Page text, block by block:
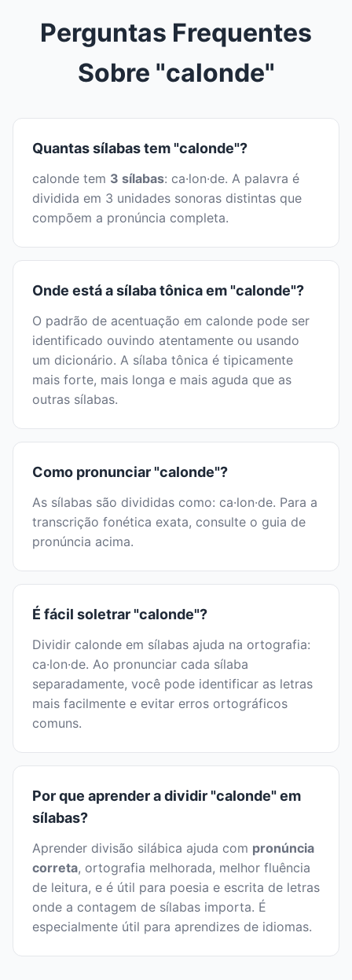
Perguntas Frequentes
Sobre "calonde"
Quantas sílabas tem "calonde"?
calonde tem 3 sílabas: ca·lon·de. A palavra é
dividida em 3 unidades sonoras distintas que
compõem a pronúncia completa.
Onde está a sílaba tônica em "calonde"?
O padrão de acentuação em calonde pode ser
identificado ouvindo atentamente ou usando
um dicionário. A sílaba tônica é tipicamente
mais forte, mais longa e mais aguda que as
outras sílabas.
Como pronunciar "calonde"?
As sílabas são divididas como: ca·lon·de. Para a
transcrição fonética exata, consulte o guia de
pronúncia acima.
É fácil soletrar "calonde"?
Dividir calonde em sílabas ajuda na ortografia:
ca·lon·de. Ao pronunciar cada sílaba
separadamente, você pode identificar as letras
mais facilmente e evitar erros ortográficos
comuns.
Por que aprender a dividir "calonde" em
sílabas?
Aprender divisão silábica ajuda com pronúncia
correta, ortografia melhorada, melhor fluência
de leitura, e é útil para poesia e escrita de letras
onde a contagem de sílabas importa. É
especialmente útil para aprendizes de idiomas.